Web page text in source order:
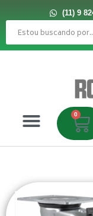
conteúdo
(11) 9
Pesquisar
0